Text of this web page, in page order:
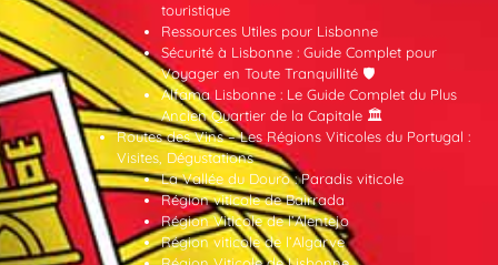
touristique
Ressources Utiles pour Lisbonne
Sécurité à Lisbonne : Guide Complet pour
Voyager en Toute Tranquillité 🛡️
Alfama Lisbonne : Le Guide Complet du Plus
Ancien Quartier de la Capitale 🏛️
Routes des Vins – Les Régions Viticoles du Portugal :
Visites, Dégustations
La Vallée du Douro : Paradis viticole
Région viticole de Bairrada
Région Viticole de l’Alentejo
Région viticole de l’Algarve